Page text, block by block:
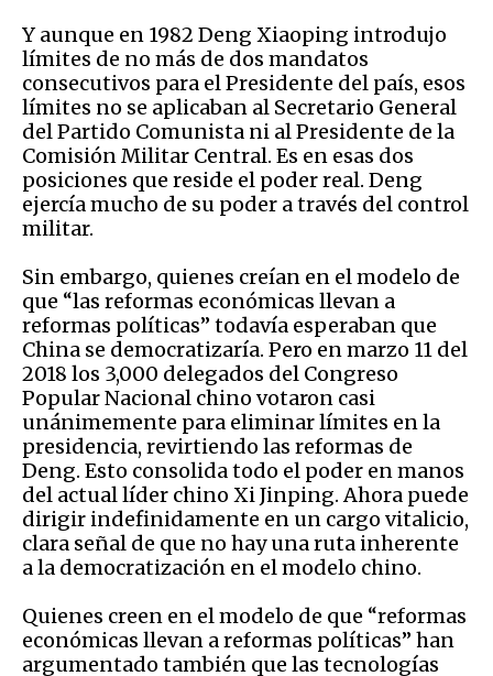
Y aunque en 1982 Deng Xiaoping introdujo
límites de no más de dos mandatos
consecutivos para el Presidente del país, esos
límites no se aplicaban al Secretario General
del Partido Comunista ni al Presidente de la
Comisión Militar Central. Es en esas dos
posiciones que reside el poder real. Deng
ejercía mucho de su poder a través del control
militar.
Sin embargo, quienes creían en el modelo de
que “las reformas económicas llevan a
reformas políticas” todavía esperaban que
China se democratizaría. Pero en marzo 11 del
2018 los 3,000 delegados del Congreso
Popular Nacional chino votaron casi
unánimemente para eliminar límites en la
presidencia, revirtiendo las reformas de
Deng. Esto consolida todo el poder en manos
del actual líder chino Xi Jinping. Ahora puede
dirigir indefinidamente en un cargo vitalicio,
clara señal de que no hay una ruta inherente
a la democratización en el modelo chino.
Quienes creen en el modelo de que “reformas
económicas llevan a reformas políticas” han
argumentado también que las tecnologías